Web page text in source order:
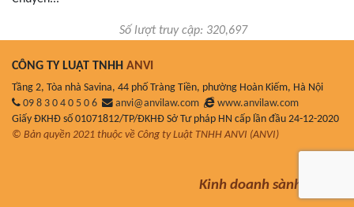
Số lượt truy cập: 320,697
CÔNG TY LUẬT TNHH ANVI
Tầng 2, Tòa nhà Savina, 44 phố Tràng Tiền, phường Hoàn Kiếm, Hà Nội
09 8 3 0 4 0 5 0 6
anvi@anvilaw.com
www.anvilaw.com
Giấy ĐKHĐ số 01071812/TP/ĐKHĐ Sở Tư pháp HN cấp lần đầu 24-12-2020
© Bản quyền 2021 thuộc về Công ty Luật TNHH ANVI (ANVI)
Kinh doanh sành luật!